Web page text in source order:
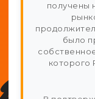
получены
было
которого